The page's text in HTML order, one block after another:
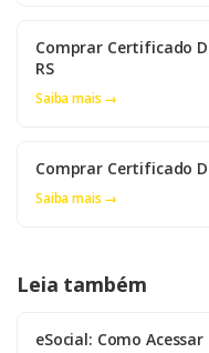
Comprar Certificado
RS
Saiba mais →
Comprar Certificado
Saiba mais →
Leia também
eSocial: Como